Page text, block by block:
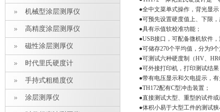
机械型涂层测厚仪
高精度涂层测厚仪
磁性涂层测厚仪
时代里氏硬度计
手持式粗糙度仪
涂层测厚仪
●全中文菜单式操作，背光显
●可预先设置硬度值上、下限
●具有示值软校准功能；
●USB接口，可配备微机软件
●可储存270个平均值，分为9
●可测试六种硬度制（HV、
●可外接打印机，打印测试结
●带有电压显示和欠电提示，
●TH172配有C型冲击装置；
●直接测试大型、重型的试件
●体积小易于大型工件的测试